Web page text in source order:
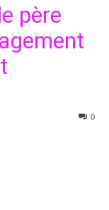
père
0